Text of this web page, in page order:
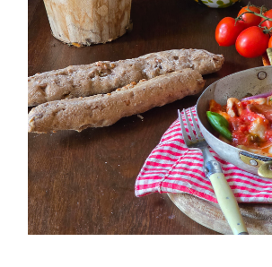
PETTI DI POLLO ALLA